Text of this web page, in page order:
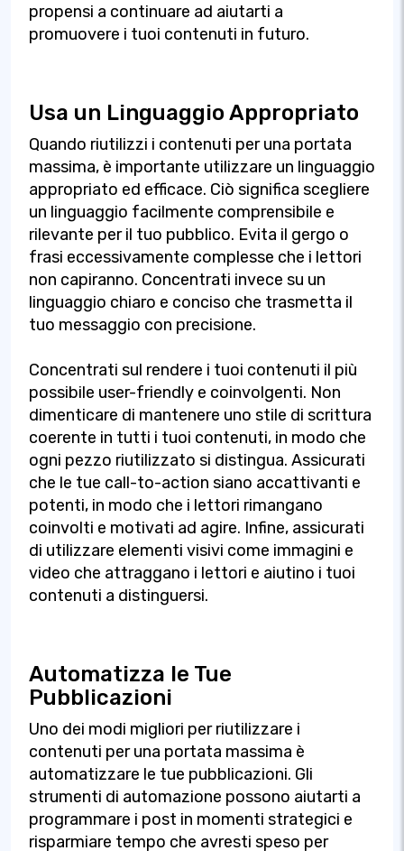
propensi a continuare ad aiutarti a
promuovere i tuoi contenuti in futuro.
Usa un Linguaggio Appropriato
Quando riutilizzi i contenuti per una portata
massima, è importante utilizzare un linguaggio
appropriato ed efficace. Ciò significa scegliere
un linguaggio facilmente comprensibile e
rilevante per il tuo pubblico. Evita il gergo o
frasi eccessivamente complesse che i lettori
non capiranno. Concentrati invece su un
linguaggio chiaro e conciso che trasmetta il
tuo messaggio con precisione.
Concentrati sul rendere i tuoi contenuti il più
possibile user-friendly e coinvolgenti. Non
dimenticare di mantenere uno stile di scrittura
coerente in tutti i tuoi contenuti, in modo che
ogni pezzo riutilizzato si distingua. Assicurati
che le tue call-to-action siano accattivanti e
potenti, in modo che i lettori rimangano
coinvolti e motivati ad agire. Infine, assicurati
di utilizzare elementi visivi come immagini e
video che attraggano i lettori e aiutino i tuoi
contenuti a distinguersi.
Automatizza le Tue
Pubblicazioni
Uno dei modi migliori per riutilizzare i
contenuti per una portata massima è
automatizzare le tue pubblicazioni. Gli
strumenti di automazione possono aiutarti a
programmare i post in momenti strategici e
risparmiare tempo che avresti speso per